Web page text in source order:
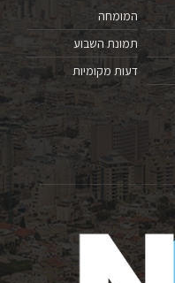
המומחה
תמונת השבוע
דעות מקומיות